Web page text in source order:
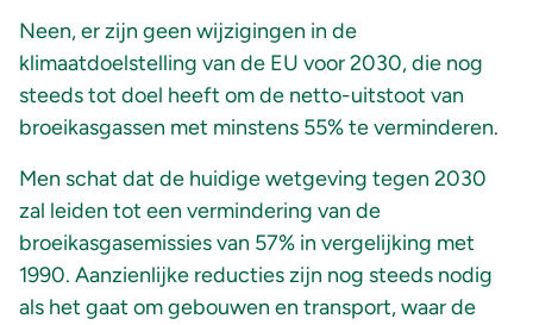
Neen, er zijn geen wijzigingen in de
klimaatdoelstelling van de EU voor 2030, die nog
steeds tot doel heeft om de netto-uitstoot van
broeikasgassen met minstens 55% te verminderen.
Men schat dat de huidige wetgeving tegen 2030
zal leiden tot een vermindering van de
broeikasgasemissies van 57% in vergelijking met
1990. Aanzienlijke reducties zijn nog steeds nodig
als het gaat om gebouwen en transport, waar de